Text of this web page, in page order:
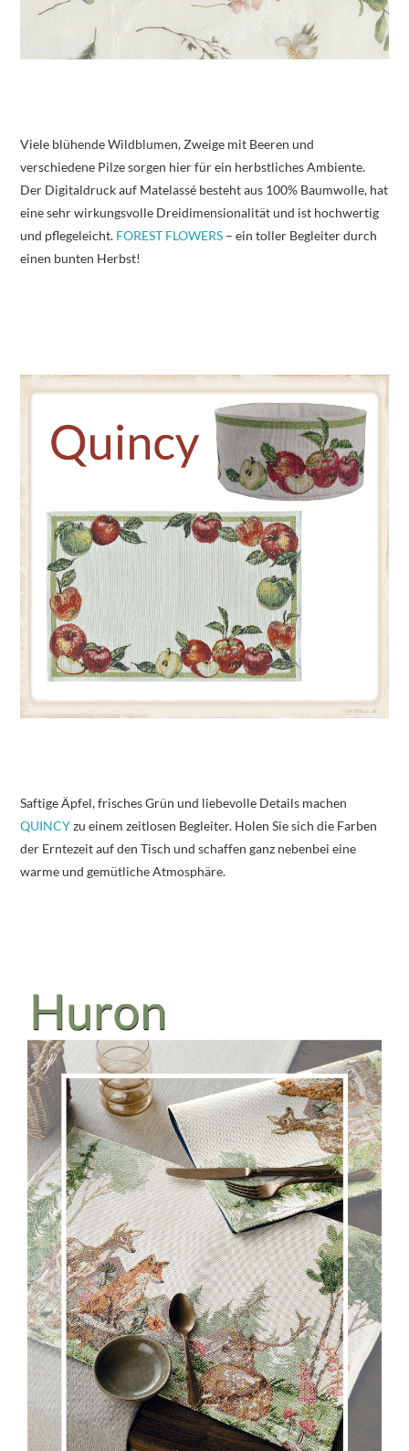
Viele blühende Wildblumen, Zweige mit Beeren und
verschiedene Pilze sorgen hier für ein herbstliches Ambiente.
Der Digitaldruck auf Matelassé besteht aus 100% Baumwolle, hat
eine sehr wirkungsvolle Dreidimensionalität und ist hochwertig
und pflegeleicht. FOREST FLOWERS – ein toller Begleiter durch
einen bunten Herbst!
Saftige Äpfel, frisches Grün und liebevolle Details machen
QUINCYzu einem zeitlosen Begleiter. Holen Sie sich die Farben
der Erntezeit auf den Tisch und schaffen ganz nebenbei eine
warme und gemütliche Atmosphäre.